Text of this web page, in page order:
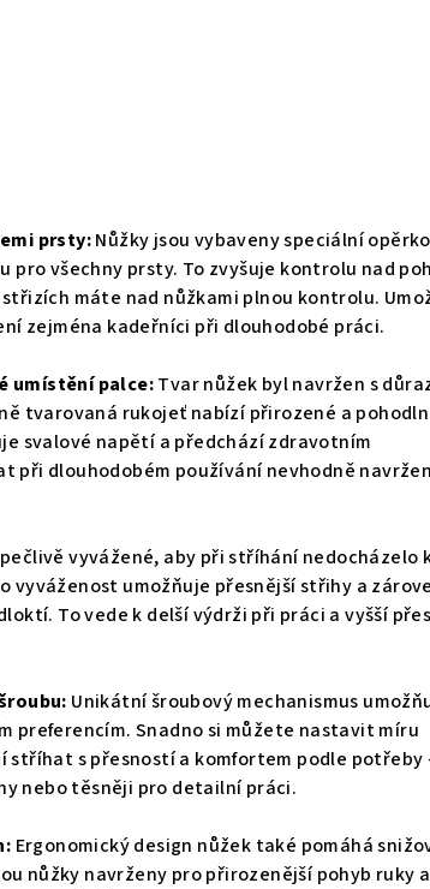
prsty:Nůžky jsou vybaveny speciální
všechny prsty. To zvyšuje kontrolu nad
máte nad nůžkami plnou kontrolu.
zejména kadeřníci při dlouhodobé práci.
umístění palce:Tvar nůžek byl navržen s
tvarovaná rukojeť nabízí přirozené a
svalové napětí a předchází zdravotním
při dlouhodobém používání nevhodně
vyvážené, aby při stříhání nedocházelo
vyváženost umožňuje přesnější střihy a
To vede k delší výdrži při práci a vyšší
Unikátní šroubový mechanismus
preferencím. Snadno si můžete nastavit míru
stříhat s přesností a komfortem podle potřeby
nebo těsněji pro detailní práci.
Ergonomický design nůžek také pomáhá
nůžky navrženy pro přirozenější pohyb ruky a